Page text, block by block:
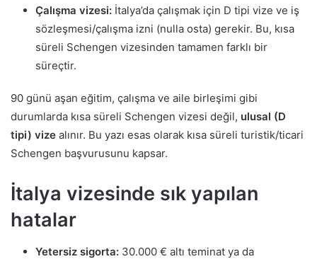
Çalışma vizesi: İtalya’da çalışmak için D tipi vize ve iş
sözleşmesi/çalışma izni (nulla osta) gerekir. Bu, kısa
süreli Schengen vizesinden tamamen farklı bir
süreçtir.
90 günü aşan eğitim, çalışma ve aile birleşimi gibi
durumlarda kısa süreli Schengen vizesi değil, ulusal (D
tipi) vize alınır. Bu yazı esas olarak kısa süreli turistik/ticari
Schengen başvurusunu kapsar.
İtalya vizesinde sık yapılan
hatalar
Yetersiz sigorta: 30.000 € altı teminat ya da